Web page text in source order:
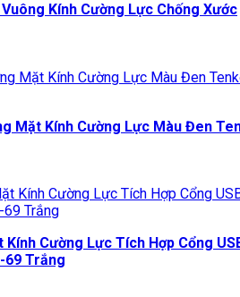
Kính Cường Lực Chống Xước
Mặt Kính Cường Lực Màu Đen
Kính Cường Lực Tích Hợp Cổng
69 Trắng